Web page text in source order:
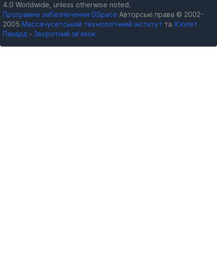
4.0 Worldwide, unless otherwise noted.
Програмне забезпечення DSpace Авторські права © 2002-
2005 Массачусетський технологічний інститут та Х’юлет
Пакард - Зворотний зв’язок